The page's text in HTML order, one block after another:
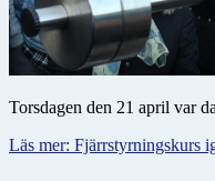
Torsdagen den 21 april var
Läs mer: Fjärrstyrningskurs